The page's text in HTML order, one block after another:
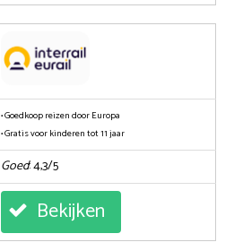
• Goedkoop reizen door Europa
• Gratis voor kinderen tot 11 jaar
Goed: 4,3/5
Bekijken